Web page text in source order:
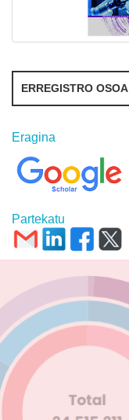
ERREGISTRO OSOA
Eragina
Partekatu